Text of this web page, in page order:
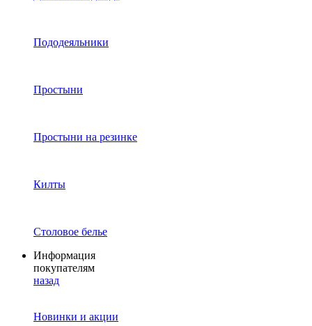
Пододеяльники
Простыни
Простыни на резинке
Килты
Столовое белье
Информация
покупателям
назад
Новинки и акции